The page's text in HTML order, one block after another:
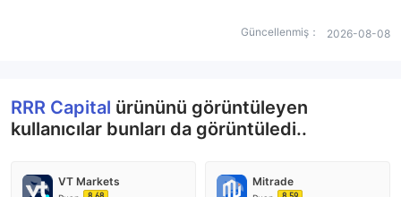
Güncellenmiş： 2026-08-08
RRR Capital ürününü görüntüleyen
kullanıcılar bunları da görüntüledi..
VT Markets Mitrade